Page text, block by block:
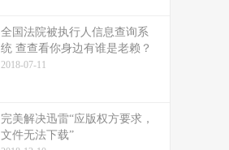
全国法院被执行人信息查询系
统 查查看你身边有谁是老赖？
2018-07-11
完美解决迅雷“应版权方要求，
文件无法下载”